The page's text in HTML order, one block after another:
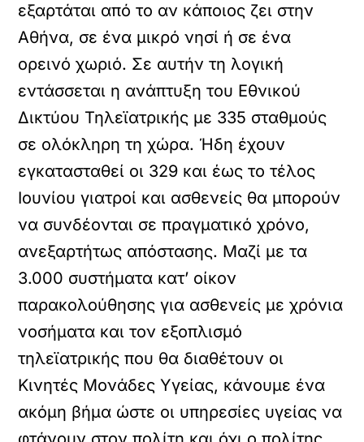
εξαρτάται από το αν κάποιος ζει στην
Αθήνα, σε ένα μικρό νησί ή σε ένα
ορεινό χωριό. Σε αυτήν τη λογική
εντάσσεται η ανάπτυξη του Εθνικού
Δικτύου Τηλεϊατρικής με 335 σταθμούς
σε ολόκληρη τη χώρα. Ήδη έχουν
εγκατασταθεί οι 329 και έως το τέλος
Ιουνίου γιατροί και ασθενείς θα μπορούν
να συνδέονται σε πραγματικό χρόνο,
ανεξαρτήτως απόστασης. Μαζί με τα
3.000 συστήματα κατ’ οίκον
παρακολούθησης για ασθενείς με χρόνια
νοσήματα και τον εξοπλισμό
τηλεϊατρικής που θα διαθέτουν οι
Κινητές Μονάδες Υγείας, κάνουμε ένα
ακόμη βήμα ώστε οι υπηρεσίες υγείας να